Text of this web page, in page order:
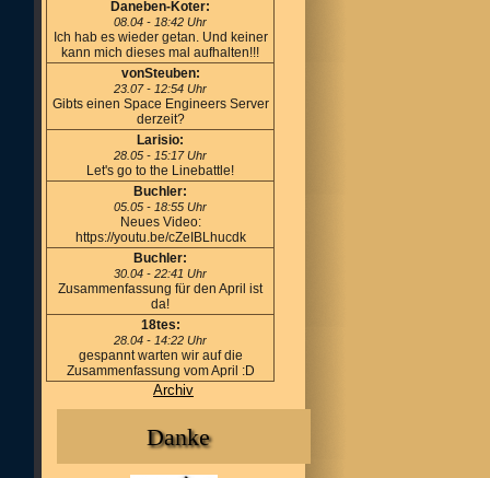
Daneben-Koter:
08.04 - 18:42 Uhr
Ich hab es wieder getan. Und keiner
kann mich dieses mal aufhalten!!!
vonSteuben:
23.07 - 12:54 Uhr
Gibts einen Space Engineers Server
derzeit?
Larisio:
28.05 - 15:17 Uhr
Let's go to the Linebattle!
Buchler:
05.05 - 18:55 Uhr
Neues Video:
https://youtu.be/cZeIBLhucdk
Buchler:
30.04 - 22:41 Uhr
Zusammenfassung für den April ist
da!
18tes:
28.04 - 14:22 Uhr
gespannt warten wir auf die
Zusammenfassung vom April :D
Archiv
Danke